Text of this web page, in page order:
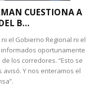
CUESTIONA A
B...
el Gobierno Regional ni el
oportunamente
los corredores. “Esto se
Y nos enteramos el